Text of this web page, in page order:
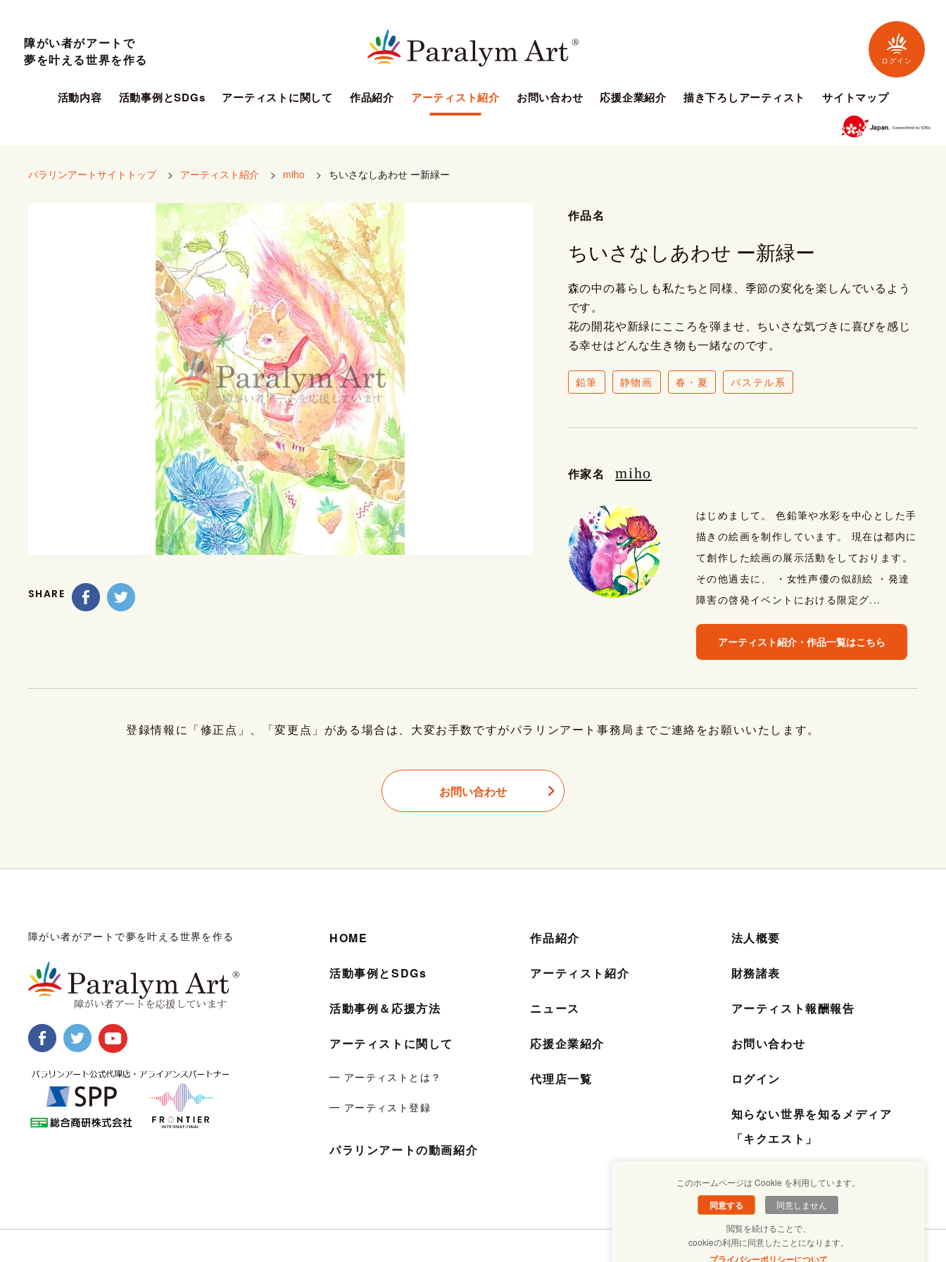
活動内容 活動事例とSDGs アーティストに関して 作品紹介 アーティスト紹介 お問い合わせ 応援企業紹介 描き下ろしアーティスト サイトマップ
障がい者がアートで
夢を叶える世界を作る
ログイン
パラリンアートサイトトップ > アーティスト紹介 > miho > ちいさなしあわせ ー新緑ー
SHARE
作品名
ちいさなしあわせ ー新緑ー
森の中の暮らしも私たちと同様、季節の変化を楽しんでいるよう
です。
花の開花や新緑にこころを弾ませ、ちいさな気づきに喜びを感じ
る幸せはどんな生き物も一緒なのです。
鉛筆 静物画 春・夏 パステル系
作家名 miho
はじめまして。 色鉛筆や水彩を中心とした手
描きの絵画を制作しています。 現在は都内に
て創作した絵画の展示活動をしております。
その他過去に、 ・女性声優の似顔絵 ・発達
障害の啓発イベントにおける限定グ...
アーティスト紹介・作品一覧はこちら
登録情報に「修正点」、「変更点」がある場合は、大変お手数ですがパラリンアート事務局までご連絡をお願いいたします。
お問い合わせ
障がい者がアートで夢を叶える世界を作る HOME
活動事例とSDGs
活動事例＆応援方法
アーティストに関して
━ アーティストとは？
━ アーティスト登録
パラリンアートの動画紹介
作品紹介
アーティスト紹介
ニュース
応援企業紹介
代理店一覧
法人概要
財務諸表
アーティスト報酬報告
お問い合わせ
ログイン
知らない世界を知るメディア
「キクエスト」
このホームページは Cookie を利用しています。
同意する
同意しません
閲覧を続けることで、
cookieの利用に同意したことになります。
プライバシーポリシーについて